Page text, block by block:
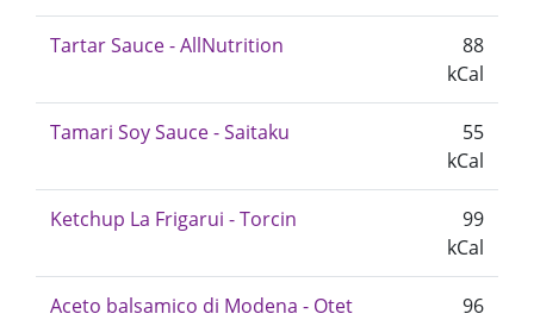
Tartar Sauce - AllNutrition
88
kCal
Tamari Soy Sauce - Saitaku
55
kCal
Ketchup La Frigarui - Torcin
99
kCal
Aceto balsamico di Modena - Otet
96